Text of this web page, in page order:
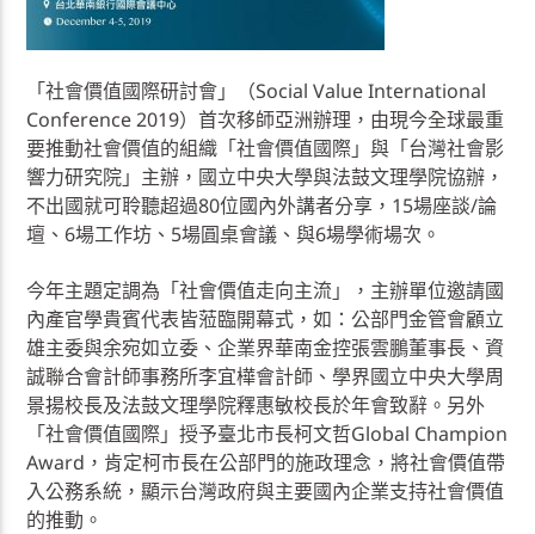
「社會價值國際研討會」（Social Value International
Conference 2019）首次移師亞洲辦理，由現今全球最重
要推動社會價值的組織「社會價值國際」與「台灣社會影
響力研究院」主辦，國立中央大學與法鼓文理學院協辦，
不出國就可聆聽超過80位國內外講者分享，15場座談/論
壇、6場工作坊、5場圓桌會議、與6場學術場次。
今年主題定調為「社會價值走向主流」，主辦單位邀請國
內產官學貴賓代表皆蒞臨開幕式，如：公部門金管會顧立
雄主委與余宛如立委、企業界華南金控張雲鵬董事長、資
誠聯合會計師事務所李宜樺會計師、學界國立中央大學周
景揚校長及法鼓文理學院釋惠敏校長於年會致辭。另外
「社會價值國際」授予臺北市長柯文哲Global Champion
Award，肯定柯市長在公部門的施政理念，將社會價值帶
入公務系統，顯示台灣政府與主要國內企業支持社會價值
的推動。